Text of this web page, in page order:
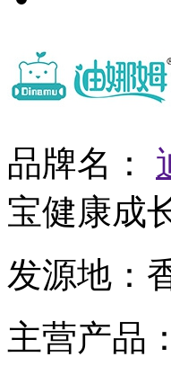
品牌名：
宝健康成
发源地：
主营产品：